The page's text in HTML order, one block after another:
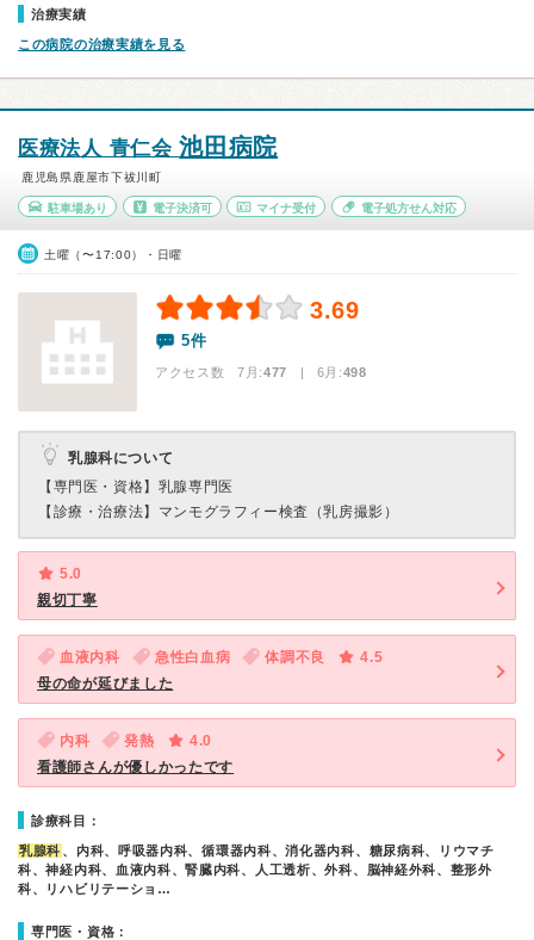
治療実績
この病院の治療実績を見る
医療法人 青仁会池田病院
鹿児島県鹿屋市下祓川町
駐車場あり 電子決済可 マイナ受付 電子処方せん対応
土曜（〜17:00）・日曜
3.69
5件
アクセス数 7月:477 | 6月:498
乳腺科について
【専門医・資格】 乳腺専門医
【診療・治療法】 マンモグラフィー検査（乳房撮影）
5.0
親切丁寧
血液内科 急性白血病 体調不良
4.5
母の命が延びました
内科 発熱
4.0
看護師さんが優しかったです
診療科目：
乳腺科 、内科、呼吸器内科、循環器内科、消化器内科、糖尿病科、リウマチ
科、神経内科、血液内科、腎臓内科、人工透析、外科、脳神経外科、整形外
科、リハビリテーショ…
専門医・資格：